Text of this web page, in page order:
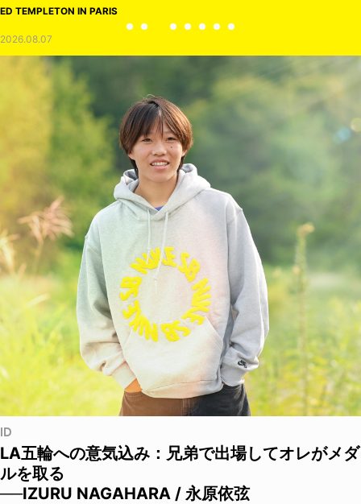
ED TEMPLETON IN PARIS
2026.08.07
ID
LA五輪への意気込み：兄弟で出場してオレがメダ
ルを取る
──IZURU NAGAHARA / 永原依弦